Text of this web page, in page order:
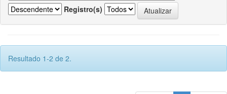
Registro(s)
Resultado 1-2 de 2.